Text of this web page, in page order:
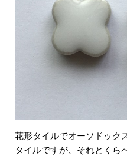
花形タイルでオーソドック
タイルですが、それとくら